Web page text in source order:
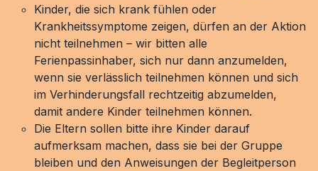
Kinder, die sich krank fühlen oder
Krankheitssymptome zeigen, dürfen an der Aktion
nicht teilnehmen – wir bitten alle
Ferienpassinhaber, sich nur dann anzumelden,
wenn sie verlässlich teilnehmen können und sich
im Verhinderungsfall rechtzeitig abzumelden,
damit andere Kinder teilnehmen können.
Die Eltern sollen bitte ihre Kinder darauf
aufmerksam machen, dass sie bei der Gruppe
bleiben und den Anweisungen der Begleitperson